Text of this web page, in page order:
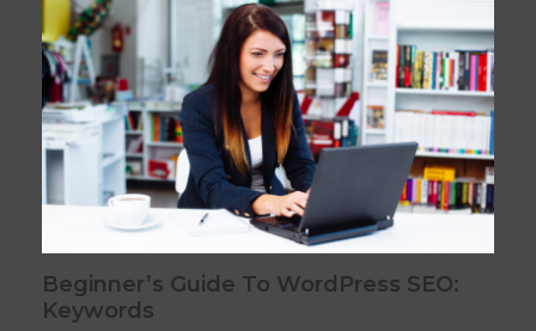
Beginner’s Guide To WordPress SEO:
Keywords